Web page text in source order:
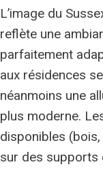
L’image du
reflète une
parfaitement
aux résidences
néanmoins une
plus moderne.
disponibles
sur des supports